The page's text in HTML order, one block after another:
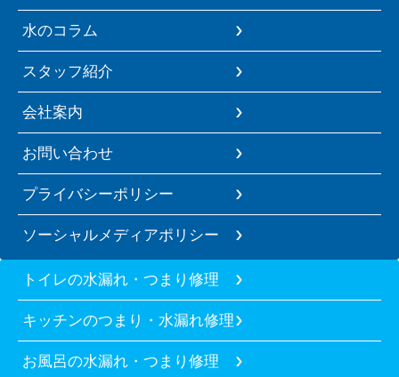
水のコラム
スタッフ紹介
会社案内
お問い合わせ
プライバシーポリシー
ソーシャルメディアポリシー
トイレの水漏れ・つまり修理
キッチンのつまり・水漏れ修理
お風呂の水漏れ・つまり修理